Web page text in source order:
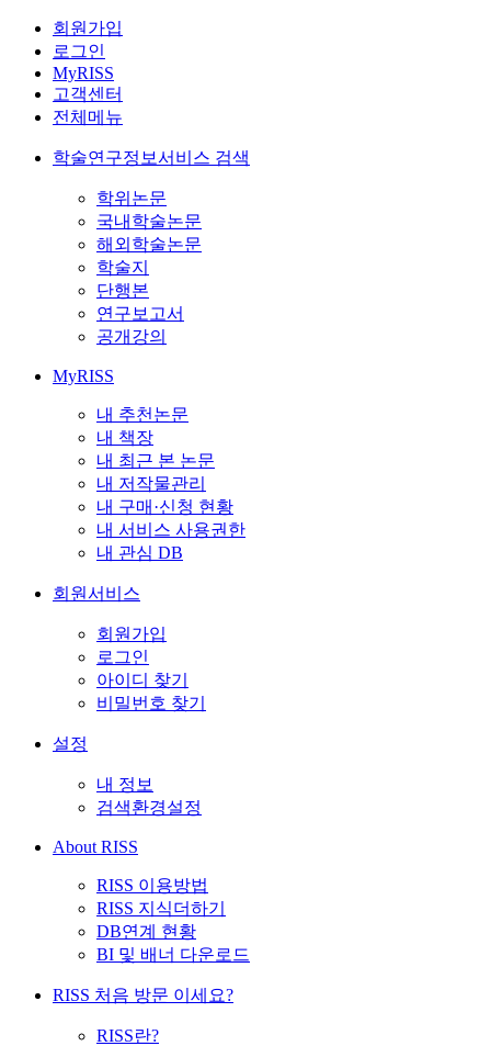
회원가입
로그인
MyRISS
고객센터
전체메뉴
학술연구정보서비스 검색
학위논문
국내학술논문
해외학술논문
학술지
단행본
연구보고서
공개강의
MyRISS
내 추천논문
내 책장
내 최근 본 논문
내 저작물관리
내 구매·신청 현황
내 서비스 사용권한
내 관심 DB
회원서비스
회원가입
로그인
아이디 찾기
비밀번호 찾기
설정
내 정보
검색환경설정
About RISS
RISS 이용방법
RISS 지식더하기
DB연계 현황
BI 및 배너 다운로드
RISS 처음 방문 이세요?
RISS란?